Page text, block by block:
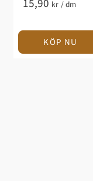
15,90 kr /dm